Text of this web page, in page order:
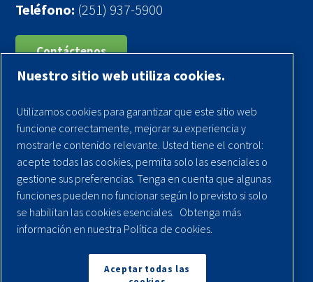
Teléfono: (251) 937-5900
Contáctenos
Aviso legal
Garantías
Política de privacidad
Términos y Condiciones
Mapa del sitio
© 2026 Quincy Compressor. Todos los derechos
Nuestro sitio web utiliza cookies.
Utilizamos cookies para garantizar que este sitio web
funcione correctamente, mejorar su experiencia y
mostrarle contenido relevante. Usted tiene el control:
acepte todas las cookies, permita solo las esenciales o
gestione sus preferencias. Tenga en cuenta que algunas
funciones pueden no funcionar según lo previsto si solo
se habilitan las cookies esenciales. Obtenga más
información en nuestra Política de cookies.
Aceptar todas las